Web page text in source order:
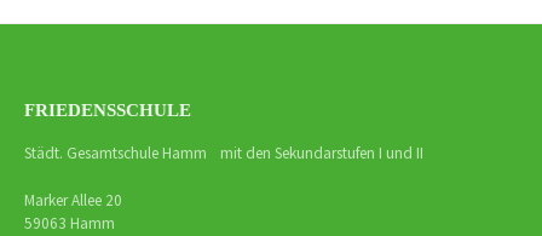
FRIEDENSSCHULE
Städt. Gesamtschule Hamm mit den Sekundarstufen I und II
Marker Allee 20
59063 Hamm